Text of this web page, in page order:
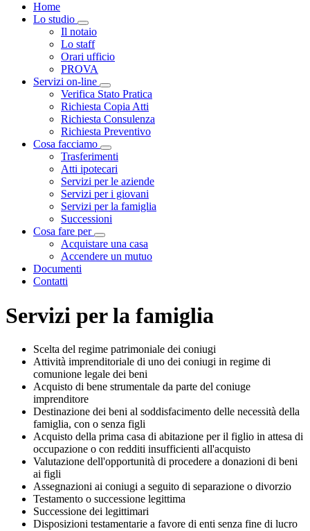
Home
Lo studio
Visualizza menù di secondo livello
Il notaio
Lo staff
Orari ufficio
PROVA
Servizi on-line
Visualizza menù di secondo livello
Verifica Stato Pratica
Richiesta Copia Atti
Richiesta Consulenza
Richiesta Preventivo
Cosa facciamo
Visualizza menù di secondo livello
Trasferimenti
Atti ipotecari
Servizi per le aziende
Servizi per i giovani
Servizi per la famiglia
Successioni
Cosa fare per
Visualizza menù di secondo livello
Acquistare una casa
Accendere un mutuo
Documenti
Contatti
Servizi per la famiglia
Scelta del regime patrimoniale dei coniugi
Attività imprenditoriale di uno dei coniugi in regime di
comunione legale dei beni
Acquisto di bene strumentale da parte del coniuge
imprenditore
Destinazione dei beni al soddisfacimento delle necessità della
famiglia, con o senza figli
Acquisto della prima casa di abitazione per il figlio in attesa di
occupazione o con redditi insufficienti all'acquisto
Valutazione dell'opportunità di procedere a donazioni di beni
ai figli
Assegnazioni ai coniugi a seguito di separazione o divorzio
Testamento o successione legittima
Successione dei legittimari
Disposizioni testamentarie a favore di enti senza fine di lucro